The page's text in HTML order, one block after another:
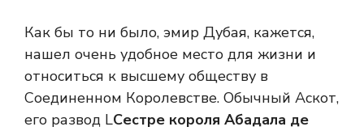
Как бы то ни было, эмир Дубая, кажется,
нашел очень удобное место для жизни и
относиться к высшему обществу в
Соединенном Королевстве. Обычный Аскот,
его развод LСестре короля Абадала де